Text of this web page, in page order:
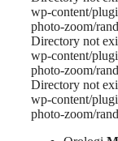
wp-content/
photo-zoom/
Directory not
wp-content/
photo-zoom/
Directory not
wp-content/
photo-zoom/